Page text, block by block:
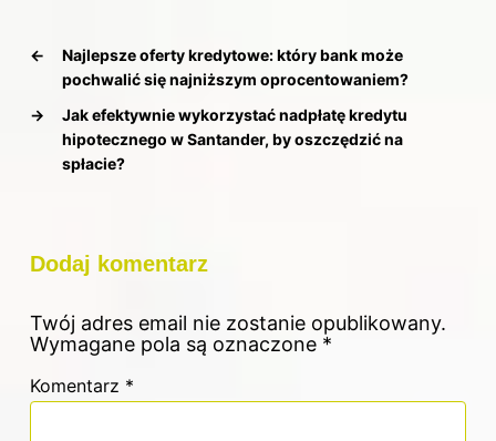
←
Najlepsze oferty kredytowe: który bank może
pochwalić się najniższym oprocentowaniem?
→
Jak efektywnie wykorzystać nadpłatę kredytu
hipotecznego w Santander, by oszczędzić na
spłacie?
Dodaj komentarz
Twój adres email nie zostanie opublikowany.
Wymagane pola są oznaczone *
Komentarz *